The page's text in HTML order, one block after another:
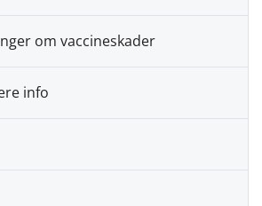
om vaccineskader
info